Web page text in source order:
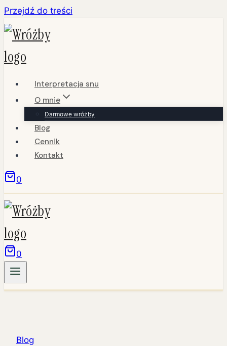
Przejdź do treści
Interpretacja snu
O mnie
Darmowe wróżby
Blog
Cennik
Kontakt
0
0
Blog